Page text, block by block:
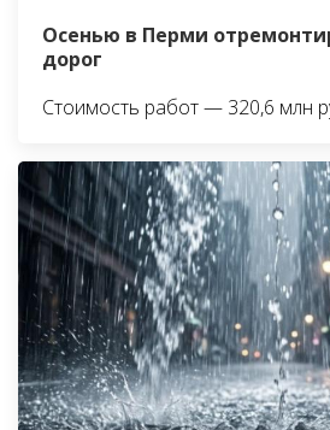
Осенью в Перми
дорог
Стоимость работ — 320,6 млн